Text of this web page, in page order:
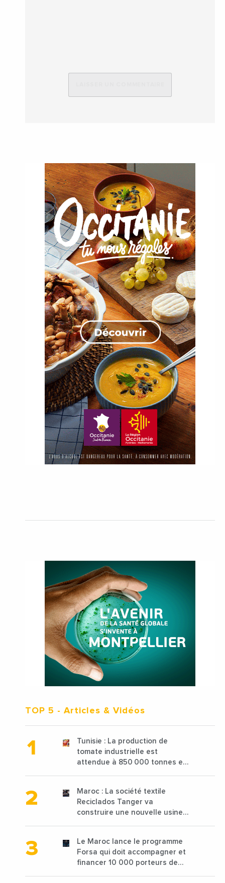
TOP 5 - Articles & Vidéos
Tunisie : La production de
tomate industrielle est
attendue à 850 000 tonnes en
Maroc : La société textile
Reciclados Tanger va
construire une nouvelle usine
Le Maroc lance le programme
Forsa qui doit accompagner et
financer 10 000 porteurs de